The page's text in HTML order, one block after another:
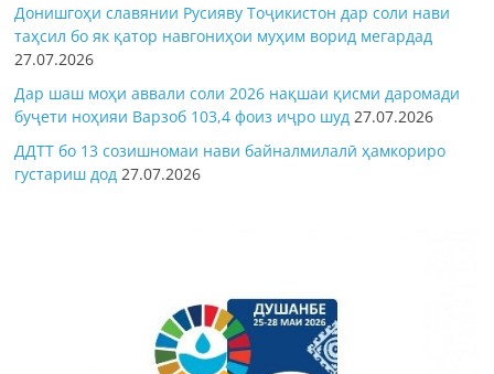
Донишгоҳи славянии Русияву Тоҷикистон дар соли нави
таҳсил бо як қатор навгониҳои муҳим ворид мегардад
27.07.2026
Дар шаш моҳи аввали соли 2026 нақшаи қисми даромади
буҷети ноҳияи Варзоб 103,4 фоиз иҷро шуд 27.07.2026
ДДТТ бо 13 созишномаи нави байналмилалӣ ҳамкориро
густариш дод 27.07.2026